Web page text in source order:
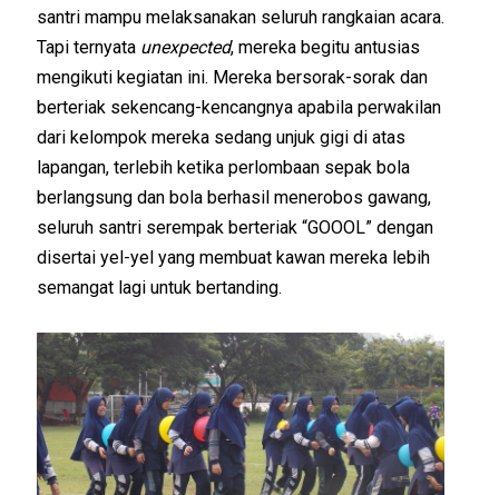
santri mampu melaksanakan seluruh rangkaian acara.
Tapi ternyata unexpected, mereka begitu antusias
mengikuti kegiatan ini. Mereka bersorak-sorak dan
berteriak sekencang-kencangnya apabila perwakilan
dari kelompok mereka sedang unjuk gigi di atas
lapangan, terlebih ketika perlombaan sepak bola
berlangsung dan bola berhasil menerobos gawang,
seluruh santri serempak berteriak “GOOOL” dengan
disertai yel-yel yang membuat kawan mereka lebih
semangat lagi untuk bertanding.